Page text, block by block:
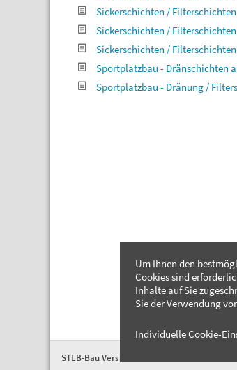
Sickerschichten /
Sickerschichten /
Sickerschichten /
Sportplatzbau - Dränschichten
Sportplatzbau - Dränung /
STLB-Bau Version 2026-04
Um Ihnen den
Cookies sind
Inhalte auf Sie
Sie der Verwendung
Individuelle Cookie-